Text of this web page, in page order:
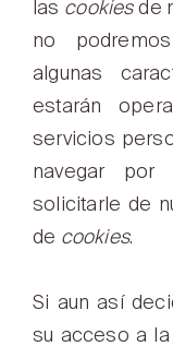
las cookiesde
no
algunas
estarán
servicios
navegar por
solicitarle de
de cookies.
Si aun así
su acceso a